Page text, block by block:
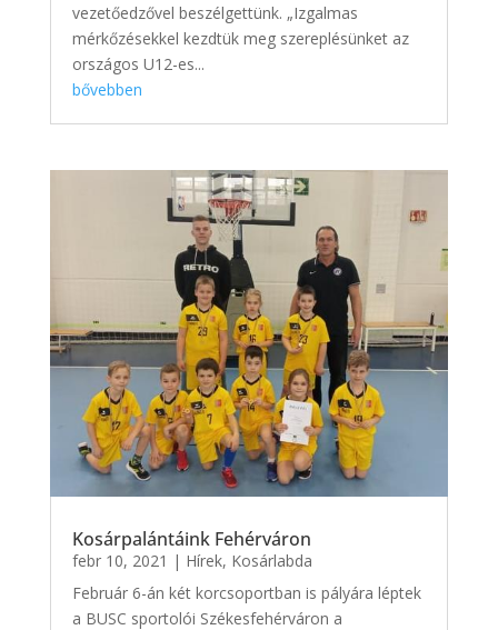
vezetőedzővel beszélgettünk. „Izgalmas
mérkőzésekkel kezdtük meg szereplésünket az
országos U12-es...
bővebben
Kosárpalántáink Fehérváron
febr 10, 2021 | Hírek, Kosárlabda
Február 6-án két korcsoportban is pályára léptek
a BUSC sportolói Székesfehérváron a